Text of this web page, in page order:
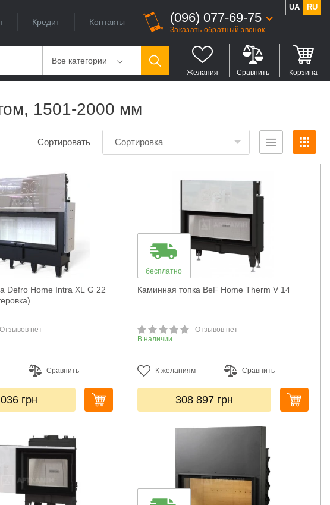
Кредит Контакты (096) 077-69-75
Заказать обратный звонок
UA RU
Все категории
Желания Сравнить Корзина
1501-2000 мм
Сортировать Сортировка
Defro Home Intra XL G 22
Отзывов нет
Сравнить
грн
бесплатно
Каминная топка BeF Home Therm V 14
Отзывов нет
В наличии
К желаниям Сравнить
308 897 грн